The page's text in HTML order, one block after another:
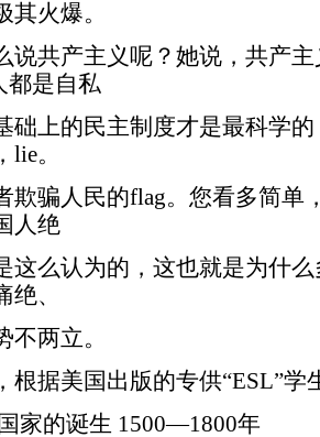
其火爆。
说共产主义呢？她说，共产
都是自私
础上的民主制度才是最科学
lie。
欺骗人民的flag。您看多简单
人绝
这么认为的，这也就是为什
绝、
不两立。
根据美国出版的专供“ESL”学
家的诞生 1500—1800年